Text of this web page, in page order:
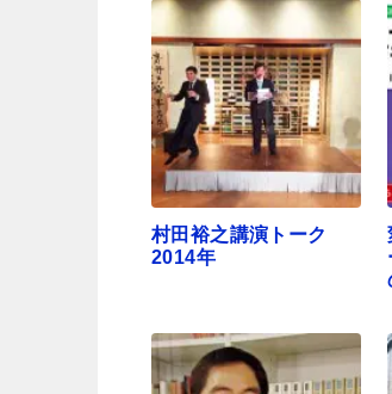
村田裕之講演トーク
2014年